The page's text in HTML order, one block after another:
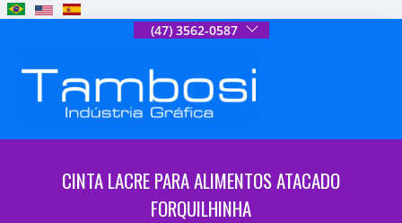
(47) 3562-0587
CINTA LACRE PARA ALIMENTOS ATACADO
FORQUILHINHA